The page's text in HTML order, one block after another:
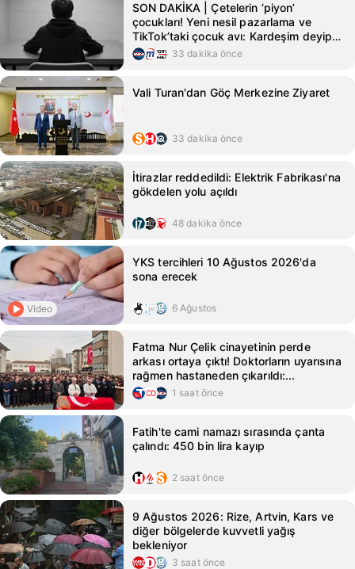
SON DAKİKA | Çetelerin ‘piyon’
çocukları! Yeni nesil pazarlama ve
TikTok’taki çocuk avı: Kardeşim deyip
ölüme yolladılar
33 dakika önce
Vali Turan'dan Göç Merkezine Ziyaret
33 dakika önce
İtirazlar reddedildi: Elektrik Fabrikası'na
gökdelen yolu açıldı
48 dakika önce
Video
YKS tercihleri 10 Ağustos 2026'da
sona erecek
6 Ağustos
Fatma Nur Çelik cinayetinin perde
arkası ortaya çıktı! Doktorların uyarısına
rağmen hastaneden çıkarıldı:...
1 saat önce
Fatih'te cami namazı sırasında çanta
çalındı: 450 bin lira kayıp
2 saat önce
9 Ağustos 2026: Rize, Artvin, Kars ve
diğer bölgelerde kuvvetli yağış
bekleniyor
3 saat önce